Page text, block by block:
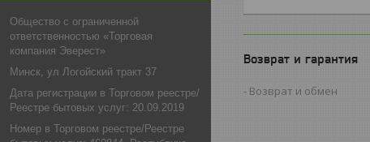
Общество с ограниченной
ответственностью «Торговая
компания Эверест»
Минск, ул Логойский тракт 37
Дата регистрации в Торговом реестре/
Реестре бытовых услуг: 20.09.2019
Номер в Торговом реестре/Реестре
Возврат и гарантия
Возврат и обмен